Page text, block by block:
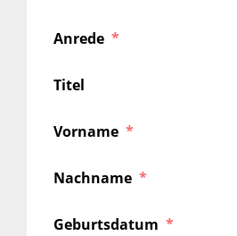
Anrede
Titel
Vorname
Nachname
Geburtsdatum